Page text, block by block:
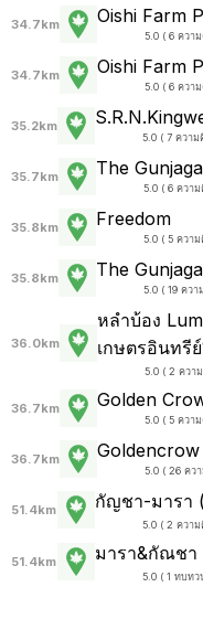
34.7km Oishi Farm
5.0 ( 6 ควา
34.7km Oishi Farm
5.0 ( 6 ควา
35.2km
5.0 ( 7 ความ
35.7km The
5.0 ( 6 ความ
35.8km Freedom
5.0 ( 5 ความ
35.8km The
5.0 ( 19 ควา
36.0km
หลำบ้อง
เกษตรอินทรี
5.0 ( 2 ควา
36.7km Golden
5.0 ( 5 ควา
36.7km
5.0 ( 26 คว
51.4km กัญชา-มารา
5.0 ( 2 ความ
51.4km มารา&กัณชา
5.0 ( 1 ทบทว